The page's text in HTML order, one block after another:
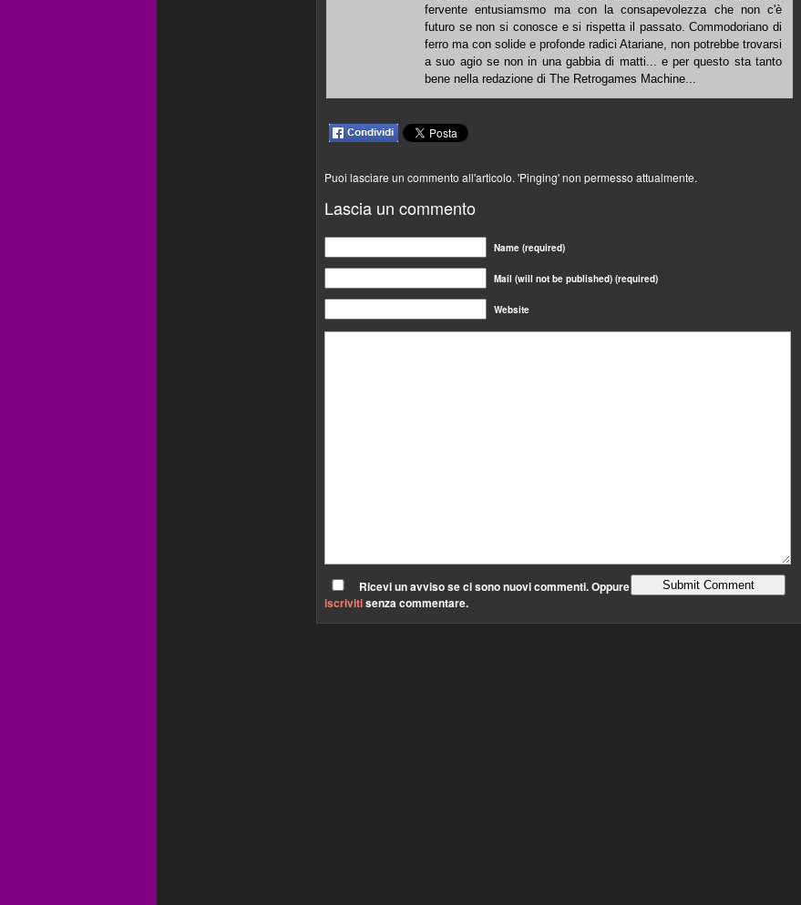
fervente entusiamsmo ma con la consapevolezza che non c'è
futuro se non si conosce e si rispetta il passato. Commodoriano di
ferro ma con solide e profonde radici Atariane, non potrebbe trovarsi
a suo agio se non in una gabbia di matti... e per questo sta tanto
bene nella redazione di The Retrogames Machine...
Puoi lasciare un commento all'articolo. 'Pinging' non permesso attualmente.
Lascia un commento
Name (required)
Mail (will not be published) (required)
Website
Ricevi un avviso se ci sono nuovi commenti. Oppure
iscrivitisenza commentare.